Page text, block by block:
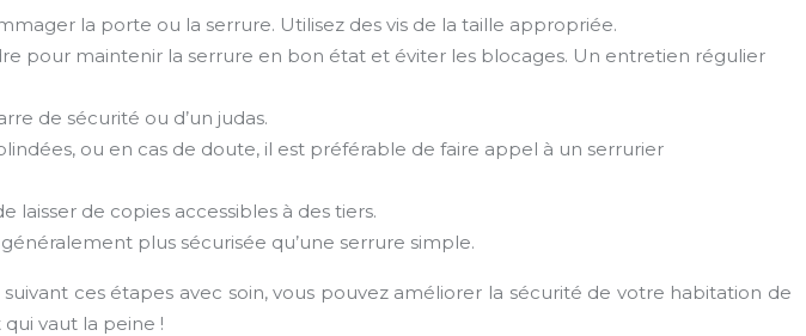
la porte ou la serrure. Utilisez des vis de la taille appropriée.
pour maintenir la serrure en bon état et éviter les blocages. Un entretien régulier
de sécurité ou d’un judas.
ou en cas de doute, il est préférable de faire appel à un serrurier
laisser de copies accessibles à des tiers.
plus sécurisée qu’une serrure simple.
ces étapes avec soin, vous pouvez améliorer la sécurité de votre habitation de
vaut la peine !